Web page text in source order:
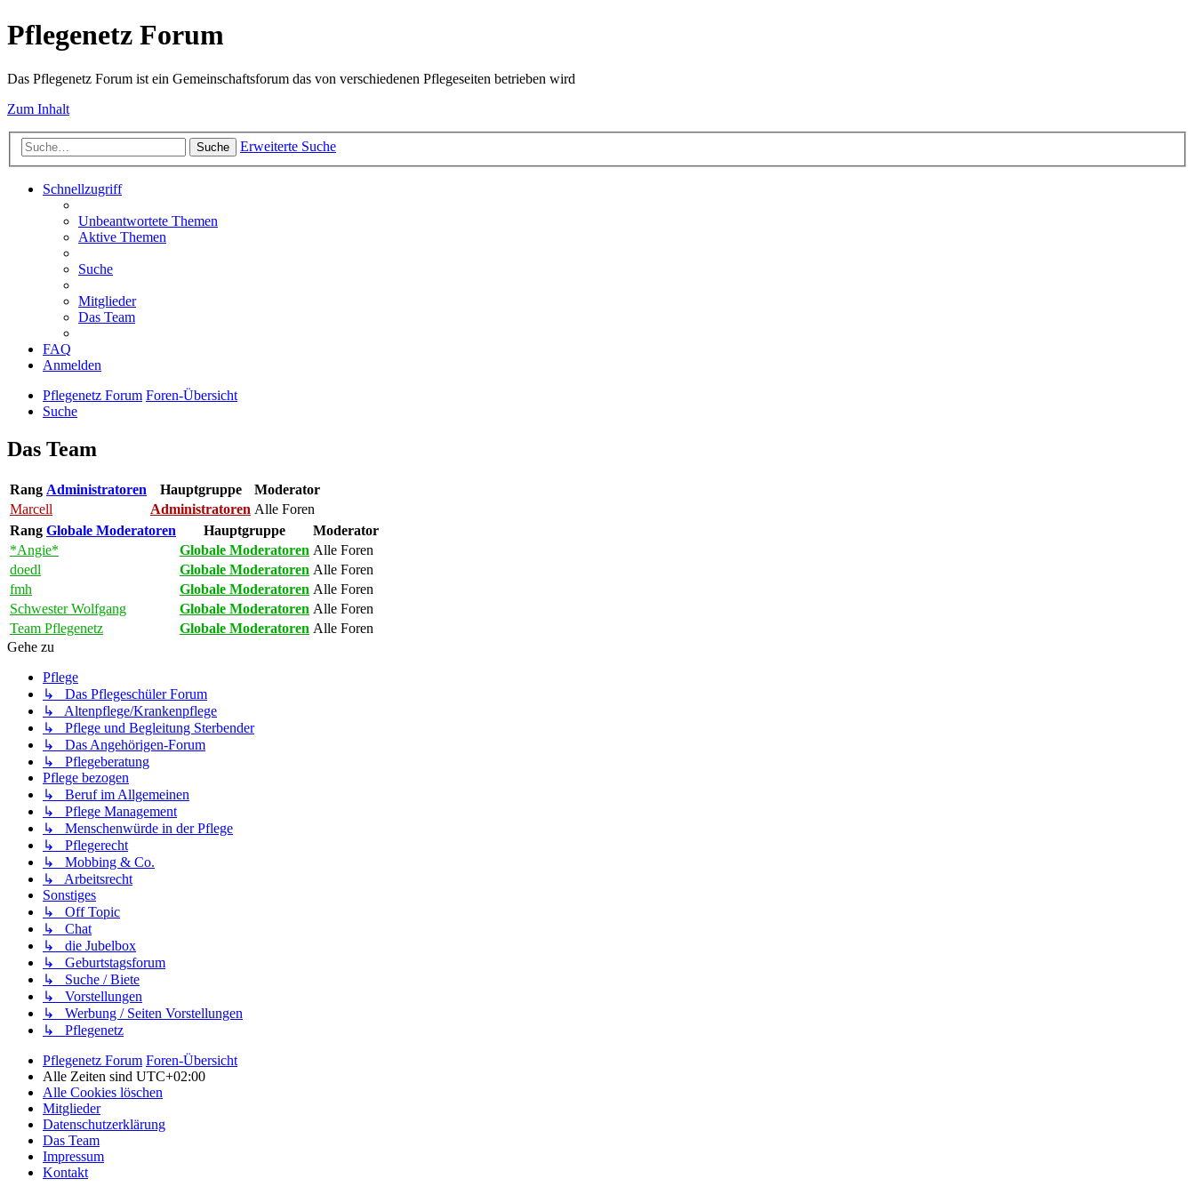
Pflegenetz Forum
Das Pflegenetz Forum ist ein Gemeinschaftsforum das von verschiedenen Pflegeseiten betrieben wird
Zum Inhalt
Suche Erweiterte Suche
Schnellzugriff
Unbeantwortete Themen
Aktive Themen
Suche
Mitglieder
Das Team
FAQ
Anmelden
Pflegenetz Forum Foren-Übersicht
Suche
Das Team
Rang Administratoren Hauptgruppe
Moderator
Marcell
Administratoren Alle Foren
Rang Globale Moderatoren Hauptgruppe
Moderator
*Angie*
Globale Moderatoren Alle Foren
doedl
Globale Moderatoren Alle Foren
fmh
Globale Moderatoren Alle Foren
Schwester Wolfgang
Globale Moderatoren Alle Foren
Team Pflegenetz
Globale Moderatoren Alle Foren
Gehe zu
Pflege
↳ Das Pflegeschüler Forum
↳ Altenpflege/Krankenpflege
↳ Pflege und Begleitung Sterbender
↳ Das Angehörigen-Forum
↳ Pflegeberatung
Pflege bezogen
↳ Beruf im Allgemeinen
↳ Pflege Management
↳ Menschenwürde in der Pflege
↳ Pflegerecht
↳ Mobbing & Co.
↳ Arbeitsrecht
Sonstiges
↳ Off Topic
↳ Chat
↳ die Jubelbox
↳ Geburtstagsforum
↳ Suche / Biete
↳ Vorstellungen
↳ Werbung / Seiten Vorstellungen
↳ Pflegenetz
Pflegenetz Forum Foren-Übersicht
Alle Zeiten sind UTC+02:00
Alle Cookies löschen
Mitglieder
Datenschutzerklärung
Das Team
Impressum
Kontakt